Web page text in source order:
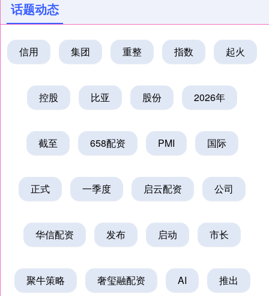
话题动态
信用 集团 重整 指数 起火
控股 比亚 股份 2026年
截至 658配资 PMI 国际
正式 一季度 启云配资 公司
华信配资 发布 启动 市长
聚牛策略 奢玺融配资 AI 推出